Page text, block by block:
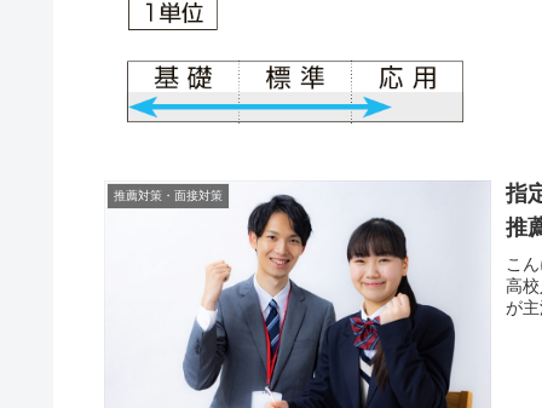
推薦対策・面接対策
指
推
こ
高
が